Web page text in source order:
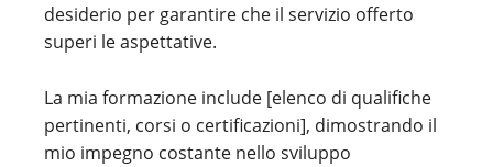
desiderio per garantire che il servizio offerto
superi le aspettative.
La mia formazione include [elenco di qualifiche
pertinenti, corsi o certificazioni], dimostrando il
mio impegno costante nello sviluppo